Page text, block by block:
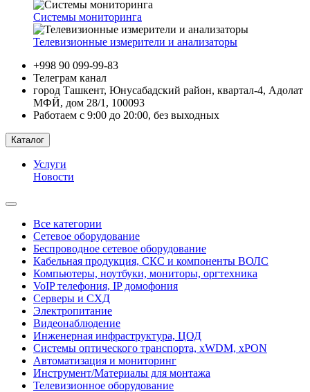
Системы мониторинга
Телевизионные измерители и анализаторы
+998 90 099-99-83
Телеграм канал
город Ташкент, Юнусабадский район, квартал-4, Адолат
МФЙ, дом 28/1, 100093
Работаем с 9:00 до 20:00, без выходных
Каталог
Услуги
Новости
Все категории
Сетевое оборудование
Беспроводное сетевое оборудование
Кабельная продукция, СКС и компоненты ВОЛС
Компьютеры, ноутбуки, мониторы, оргтехника
VoIP телефония, IP домофония
Серверы и СХД
Электропитание
Видеонаблюдение
Инженерная инфраструктура, ЦОД
Системы оптического транспорта, xWDM, xPON
Автоматизация и мониторинг
Инструмент/Материалы для монтажа
Телевизионное оборудование